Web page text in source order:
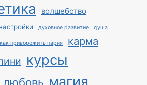
волшебство
духовное развитие душа
как приворожить парня карма
курсы
любовь